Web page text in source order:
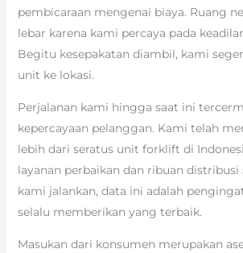
pembicaraan mengenai biaya. Ruang
lebar karena kami percaya pada
Begitu kesepakatan diambil, kami
unit ke lokasi.
Perjalanan kami hingga saat ini
kepercayaan pelanggan. Kami telah
lebih dari seratus unit forklift di
layanan perbaikan dan ribuan distribusi
kami jalankan, data ini adalah
selalu memberikan yang terbaik.
Masukan dari konsumen merupakan